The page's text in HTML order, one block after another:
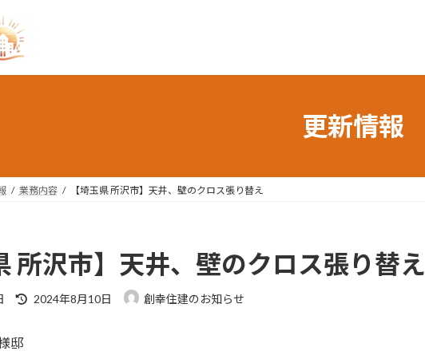
更新情報
業務内容 【埼玉県 所沢市】天井、壁のクロス張り替え
所沢市】天井、壁のクロス張り替え
最
2024年8月10日 創幸住建のお知らせ
邸